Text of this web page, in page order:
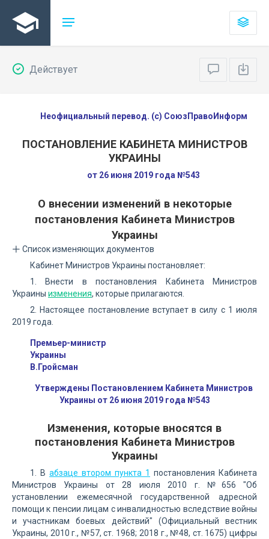
Действует
Неофициальный перевод. (с) СоюзПравоИнформ
ПОСТАНОВЛЕНИЕ КАБИНЕТА МИНИСТРОВ
УКРАИНЫ
от 26 июня 2019 года №543
О внесении изменений в некоторые
постановления Кабинета Министров
Украины
Список изменяющих документов
Кабинет Министров Украины постановляет:
1. Внести в постановления Кабинета Министров
Украины изменения, которые прилагаются.
2. Настоящее постановление вступает в силу с 1 июля
2019 года.
Премьер-министр
Украины
В.Гройсман
Утверждены Постановлением Кабинета Министров
Украины от 26 июня 2019 года №543
Изменения, которые вносятся в
постановления Кабинета Министров
Украины
1. В абзаце втором пункта 1 постановления Кабинета
Министров Украины от 28 июля 2010 г. №656 "Об
установлении ежемесячной государственной адресной
помощи к пенсии лицам с инвалидностью вследствие войны
и участникам боевых действий" (Официальный вестник
Украины, 2010 г., №57, ст. 1968; 2018 г., №48, ст. 1675) цифры